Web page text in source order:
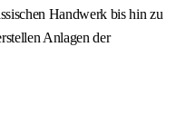
Handwerk bis hin zu
Anlagen der